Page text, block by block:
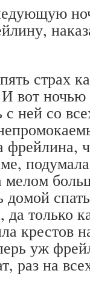
страх
вот ночью
с ней со
фрейлина,
мелом
домой
да только
крестов
уж
раз на